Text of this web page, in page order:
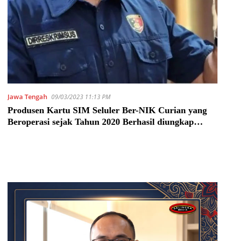
Jawa Tengah 09/03/2023 11:13 PM
Produsen Kartu SIM Seluler Ber-NIK Curian yang
Beroperasi sejak Tahun 2020 Berhasil diungkap